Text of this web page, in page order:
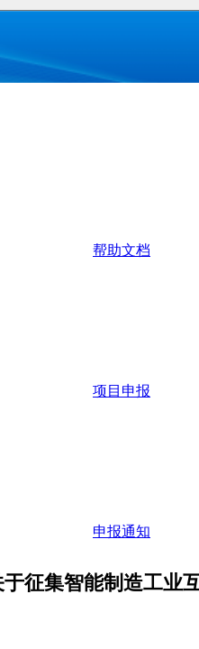
帮助文档
项目申报
申报通知
征集智能制造工业